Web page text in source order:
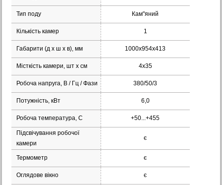
Тип поду Кам"яний
Кількість камер 1
Габарити (д х ш x в), мм 1000x954x413
Місткість камери, шт х см 4x35
Робоча напруга, В / Гц / Фази 380/50/3
Потужність, кВт 6,0
Робоча температура, С +50...+455
Підсвічування робочої
камери
є
Термометр є
Оглядове вікно є